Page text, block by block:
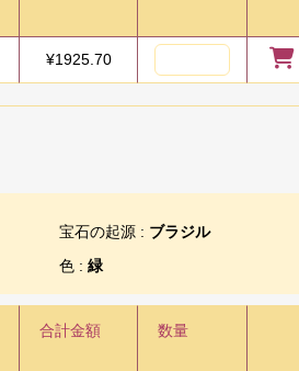
¥1925.70
宝石の起源 : ブラジル
色 : 緑
合計金額 数量